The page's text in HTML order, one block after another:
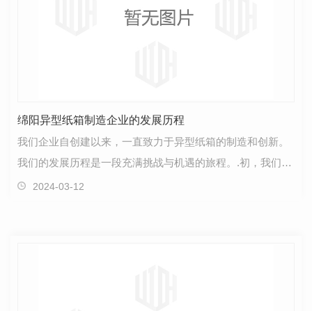
绵阳异型纸箱制造企业的发展历程
我们企业自创建以来，一直致力于异型纸箱的制造和创新。
我们的发展历程是一段充满挑战与机遇的旅程。.初，我们只
是一家小作坊，几名工匠在简陋的场地里辛勤劳作，…
2024-03-12